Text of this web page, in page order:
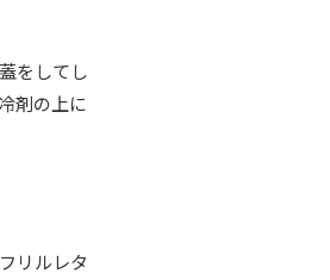
をしてし
剤の上に
リルレタ